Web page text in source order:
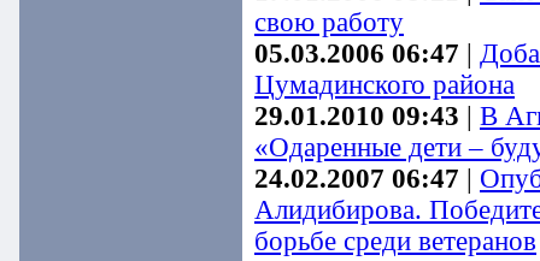
свою работу
05.03.2006 06:47 |
Цумадинского района
29.01.2010 09:43 | В
«Одаренные дети –
24.02.2007 06:47 |
Алидибирова.
борьбе среди ветеранов